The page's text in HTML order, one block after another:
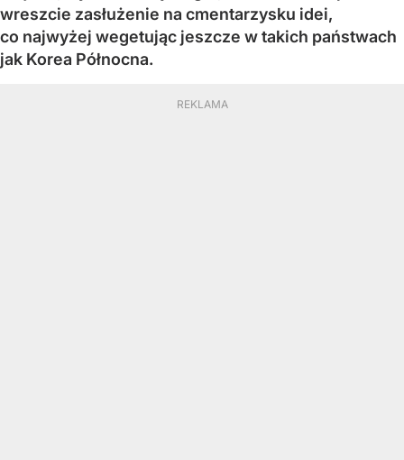
wreszcie zasłużenie na cmentarzysku idei,
co najwyżej wegetując jeszcze w takich państwach
jak Korea Północna.